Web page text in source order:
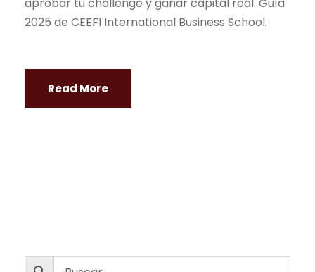
2025 de CEEFI International Business School.
Read More